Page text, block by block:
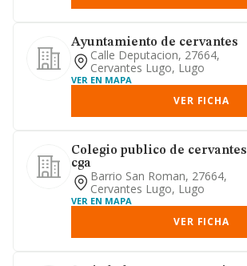
Ayuntamiento de cervantes
Calle Deputacion, 27664,
Cervantes Lugo, Lugo
VER EN MAPA
VER FICHA
Colegio publico de cervantes
cga
Barrio San Roman, 27664,
Cervantes Lugo, Lugo
VER EN MAPA
VER FICHA